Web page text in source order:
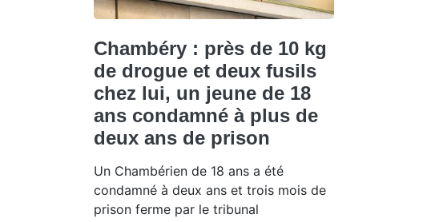
Chambéry : près de 10 kg
de drogue et deux fusils
chez lui, un jeune de 18
ans condamné à plus de
deux ans de prison
Un Chambérien de 18 ans a été
condamné à deux ans et trois mois de
prison ferme par le tribunal